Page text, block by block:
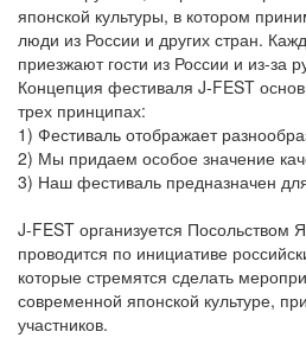
японской культуры, в котором
люди из России и других стран.
приезжают гости из России и из-за
Концепция фестиваля J-FEST
трех принципах:
1) Фестиваль отображает
2) Мы придаем особое значение
3) Наш фестиваль предназначен
J-FEST организуется Посольством
проводится по инициативе
которые стремятся сделать
современной японской культуре,
участников.